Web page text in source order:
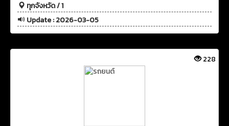
ทุกจังหวัด / 1
Update : 2026-03-05
228